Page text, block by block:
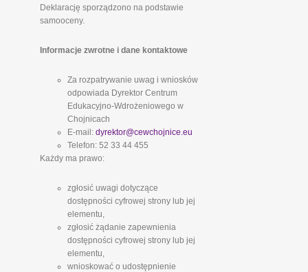
Deklarację sporządzono na podstawie
samooceny.
Informacje zwrotne i dane kontaktowe
Za rozpatrywanie uwag i wniosków
odpowiada Dyrektor Centrum
Edukacyjno-Wdrożeniowego w
Chojnicach
E-mail: dyrektor@cewchojnice.eu
Telefon: 52 33 44 455
Każdy ma prawo:
zgłosić uwagi dotyczące
dostępności cyfrowej strony lub jej
elementu,
zgłosić żądanie zapewnienia
dostępności cyfrowej strony lub jej
elementu,
wnioskować o udostępnienie